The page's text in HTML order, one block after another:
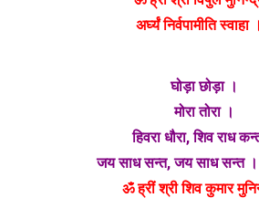
अर्घ्यं निर्वपामीति स्वाहा
घोड़ा छोड़ा ।
मोरा तोरा ।
हिवरा धौरा, शिव राध
जय साध सन्त, जय साध सन्त
ॐ ह्रीं श्री शिव कुमार